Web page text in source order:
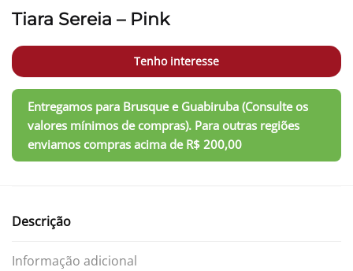
Tiara Sereia – Pink
Tenho interesse
Descrição
Informação adicional